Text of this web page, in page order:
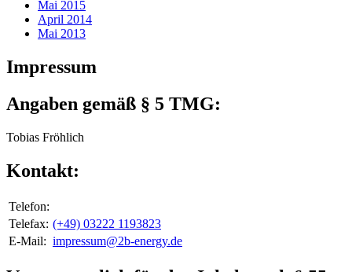
Mai 2015
April 2014
Mai 2013
Impressum
Angaben gemäß § 5 TMG:
Tobias Fröhlich
Kontakt:
Telefon:
Telefax: (+49) 03222 1193823
E-Mail: impressum@2b-energy.de